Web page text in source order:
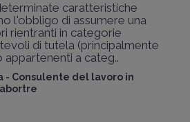
caratteristiche
l'obbligo di assumere una
rientranti in categorie
di tutela (principalmente
appartenenti a categ..
- Consulente del lavoro in